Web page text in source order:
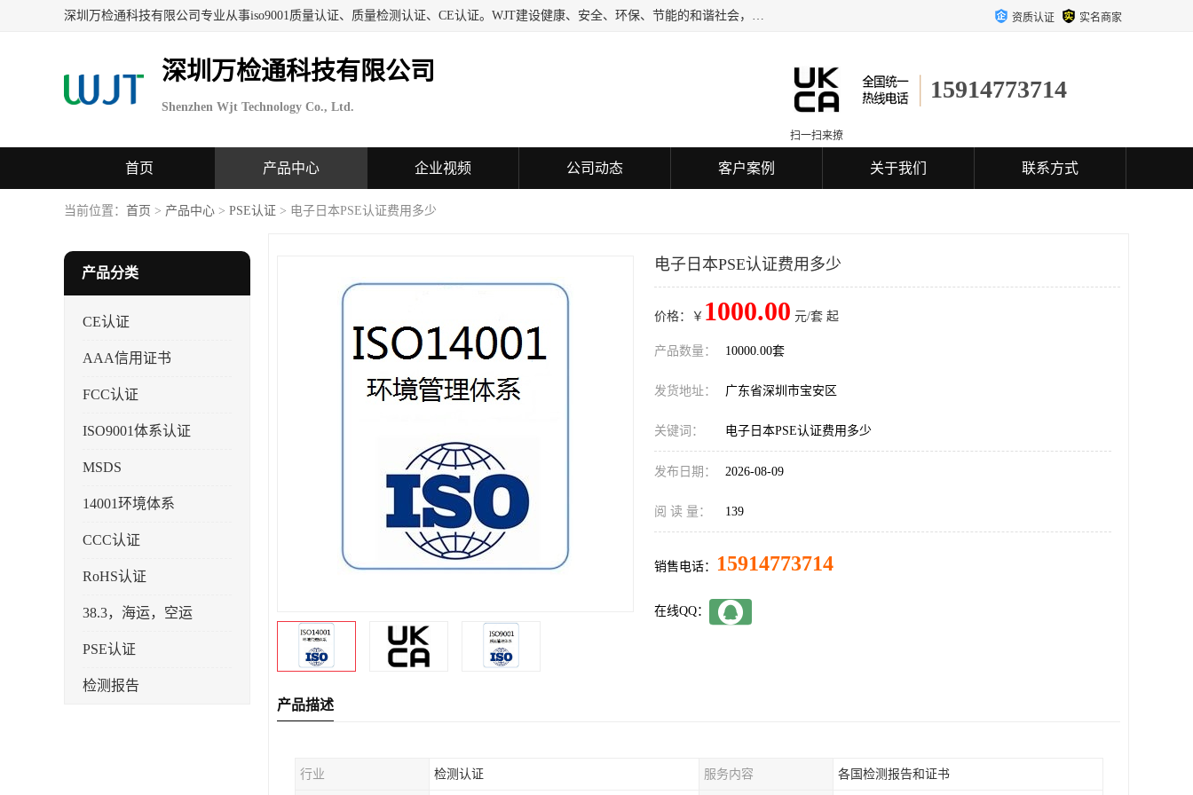
深圳万检通科技有限公司专业从事iso9001质量认证、质量检测认证、CE认证。WJT建设健康、安全、环保、节能的和谐社会，力图在检验、鉴定、测试及认证领域成为受人信赖的机构。 资质认证 实名商家
深圳万检通科技有限公司
Shenzhen Wjt Technology Co., Ltd.
15914773714
扫一扫来撩
首页 产品中心 企业视频 公司动态 客户案例 关于我们 联系方式
当前位置： 首页 > 产品中心 > PSE认证 > 电子日本PSE认证费用多少
产品分类
CE认证
AAA信用证书
FCC认证
ISO9001体系认证
MSDS
14001环境体系
CCC认证
RoHS认证
38.3，海运，空运
PSE认证
检测报告
电子日本PSE认证费用多少
价格：￥ 1000.00 元/套 起
产品数量： 10000.00套
发货地址： 广东省深圳市宝安区
关键词： 电子日本PSE认证费用多少
发布日期： 2026-08-09
阅 读 量： 139
销售电话： 15914773714
在线QQ：
产品描述
行业 检测认证 服务内容 各国检测报告和证书